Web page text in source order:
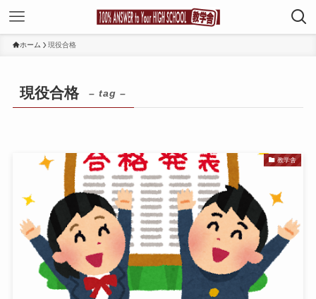
ホーム 現役合格
現役合格 – tag –
教学舎